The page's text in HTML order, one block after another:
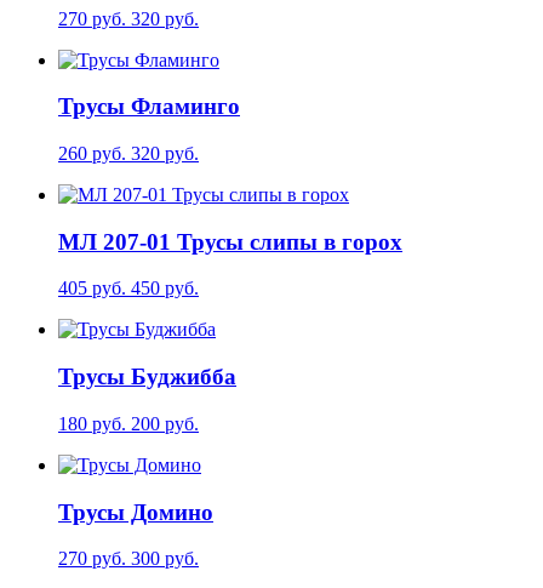
270 руб. 320 руб.
Трусы Фламинго
260 руб. 320 руб.
МЛ 207-01 Трусы слипы в горох
405 руб. 450 руб.
Трусы Буджибба
180 руб. 200 руб.
Трусы Домино
270 руб. 300 руб.